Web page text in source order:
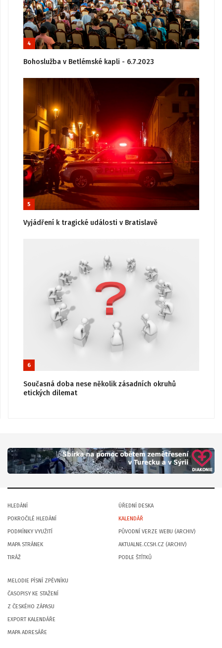
4
Bohoslužba v Betlémské kapli - 6.7.2023
5
Vyjádření k tragické události v Bratislavě
6
Současná doba nese několik zásadních okruhů
etických dilemat
HLEDÁNÍ
POKROČILÉ HLEDÁNÍ
PODMÍNKY VYUŽITÍ
MAPA STRÁNEK
TIRÁŽ
ÚŘEDNÍ DESKA
KALENDÁŘ
PŮVODNÍ VERZE WEBU (ARCHIV)
AKTUALNE.CCSH.CZ (ARCHIV)
PODLE ŠTÍTKŮ
MELODIE PÍSNÍ ZPĚVNÍKU
ČASOPISY KE STAŽENÍ
Z ČESKÉHO ZÁPASU
EXPORT KALENDÁŘE
MAPA ADRESÁŘE